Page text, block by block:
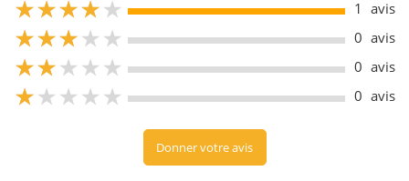
4 1 avis
4 0 avis
4 0 avis
4 0 avis
Donner votre avis